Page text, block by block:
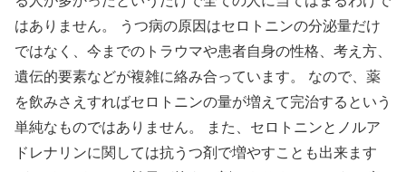
はありません。 うつ病の原因はセロトニンの分泌量だけ
ではなく、今までのトラウマや患者自身の性格、考え方、
遺伝的要素などが複雑に絡み合っています。 なので、薬
を飲みさえすればセロトニンの量が増えて完治するという
単純なものではありません。 また、セロトニンとノルア
ドレナリンに関しては抗うつ剤で増やすことも出来ます